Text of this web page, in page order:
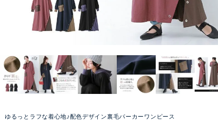
ゆるっとラフな着心地♪配色デザイン裏毛パーカーワンピース